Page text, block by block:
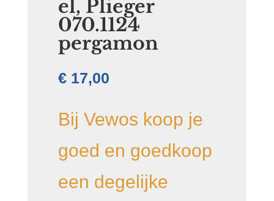
el, Plieger
070.1124
pergamon
€17,00
Bij Vewos koop je
goed en goedkoop
een degelijke